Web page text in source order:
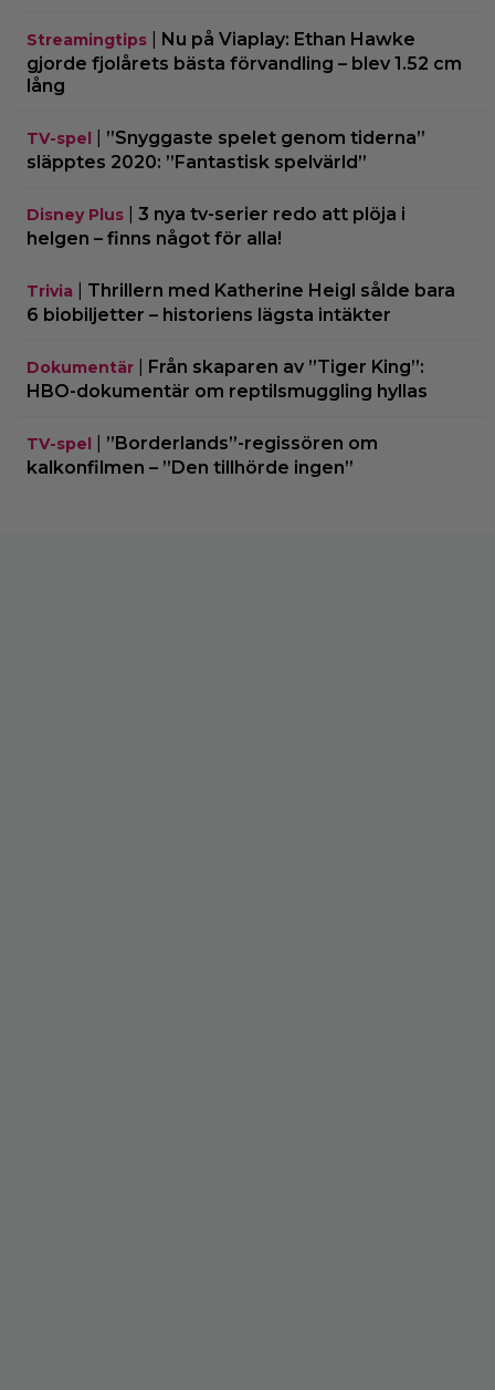
Streamingtips
Nu på Viaplay: Ethan Hawke
gjorde fjolårets bästa förvandling – blev 1.52 cm
lång
TV-spel
”Snyggaste spelet genom tiderna”
släpptes 2020: ”Fantastisk spelvärld”
Disney Plus
3 nya tv-serier redo att plöja i
helgen – finns något för alla!
Trivia
Thrillern med Katherine Heigl sålde bara
6 biobiljetter – historiens lägsta intäkter
Dokumentär
Från skaparen av ”Tiger King”:
HBO-dokumentär om reptilsmuggling hyllas
TV-spel
”Borderlands”-regissören om
kalkonfilmen – ”Den tillhörde ingen”